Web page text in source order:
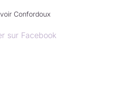
Confordoux
sur Facebook